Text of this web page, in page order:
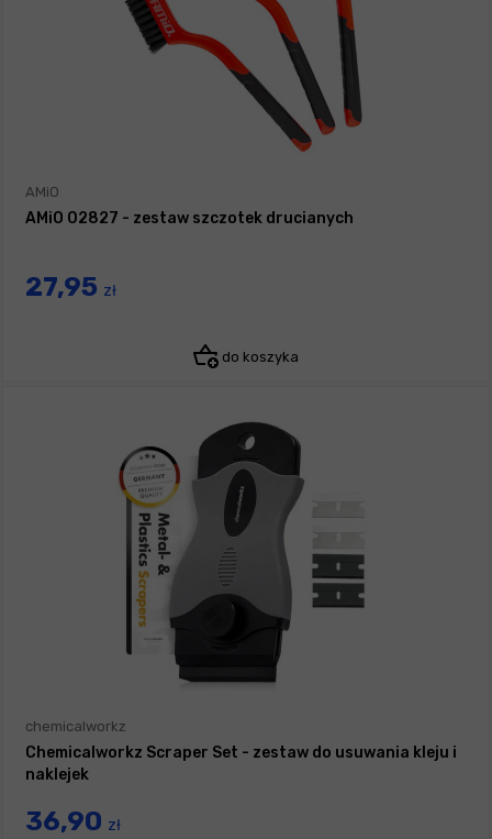
AMiO
AMiO 02827 - zestaw szczotek drucianych
27,95 zł
do koszyka
chemicalworkz
Chemicalworkz Scraper Set - zestaw do usuwania kleju i
naklejek
36,90 zł